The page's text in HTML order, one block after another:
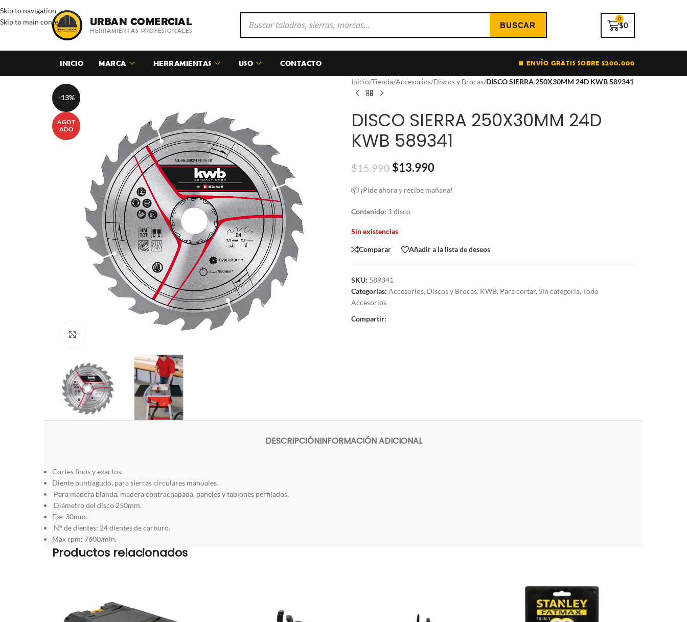
Skip to navigation
Skip to main content
URBAN COMERCIAL
HERRAMIENTAS PROFESIONALES
$0
0
INICIO MARCA HERRAMIENTAS USO CONTACTO ENVÍO GRATIS SOBRE $200.000
-13%
AGOT
ADO
Inicio/Tienda/Accesorios/Discos y Brocas/DISCO SIERRA 250X30MM 24D KWB 589341
DISCO SIERRA 250X30MM 24D
KWB 589341
$15.990 $13.990
📦 ¡Pide ahora y recibe mañana!
Contenido: 1 disco
Sin existencias
Comparar Añadir a la lista de deseos
SKU: 589341
Categorías: Accesorios, Discos y Brocas, KWB, Para cortar, Sin categoría, Todo
Accesorios
Compartir:
DESCRIPCIÓNINFORMACIÓN ADICIONAL
Cortes finos y exactos.
Diente puntiagudo, para sierras circulares manuales.
Para madera blanda, madera contrachapada, paneles y tablones perfilados.
Diámetro del disco 250mm.
Eje: 30mm.
N° de dientes: 24 dientes de carburo.
Máx rpm: 7600/min.
Productos relacionados